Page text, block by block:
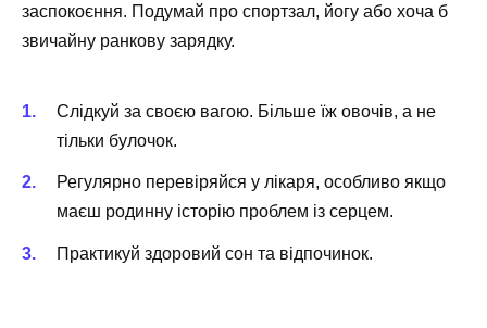
заспокоєння. Подумай про спортзал, йогу або хоча б
звичайну ранкову зарядку.
Слідкуй за своєю вагою. Більше їж овочів, а не
тільки булочок.
Регулярно перевіряйся у лікаря, особливо якщо
маєш родинну історію проблем із серцем.
Практикуй здоровий сон та відпочинок.